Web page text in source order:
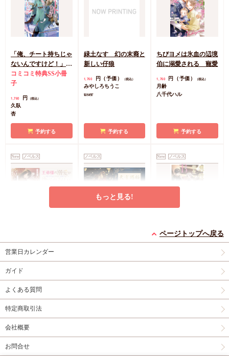
「俺、チート持ちじゃ
ないんですけど！」北
の砦編
コミコミ特典SS小冊
子
1,760 円 （税込）
久臥
杏
予約する
緑土なす 幻の末裔と
新しい仔狼
1,760 円（予価） （税込）
みやしろちうこ
user
予約する
ちびヨメは氷血の辺境
伯に溺愛される 寵愛
1,760 円（予価） （税込）
月齢
八千代ハル
予約する
New ノベルス
るんですが、未来では
捨てられるらしい
コミコミ特典SS小冊
子 店舗共通SS特典
しもくら
予約する
ノベルス
（6）
カード
New ノベルス
悪役令息に転生したけ
ど夢だったBARをオ
スに頑張ります！
子
もっと見る!
ページトップへ戻る
営業日カレンダー
ガイド
よくある質問
特定商取引法
会社概要
お問合せ